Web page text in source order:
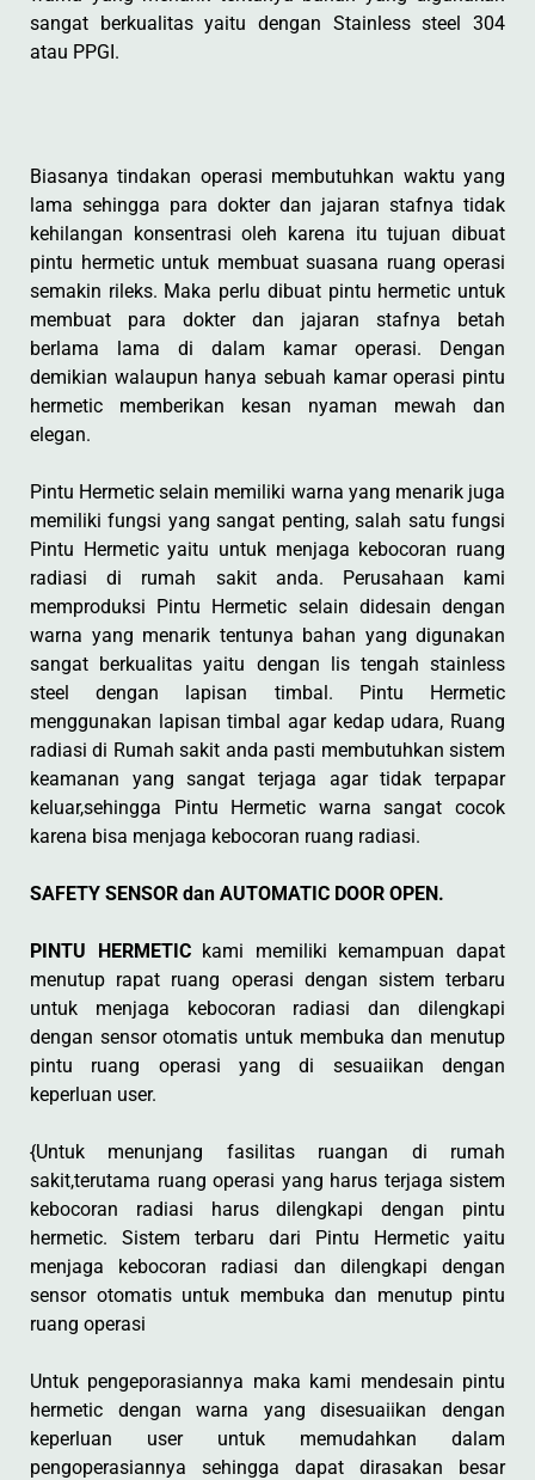
sangat berkualitas yaitu dengan Stainless steel 304
atau PPGI.
Biasanya tindakan operasi membutuhkan waktu yang
lama sehingga para dokter dan jajaran stafnya tidak
kehilangan konsentrasi oleh karena itu tujuan dibuat
pintu hermetic untuk membuat suasana ruang operasi
semakin rileks. Maka perlu dibuat pintu hermetic untuk
membuat para dokter dan jajaran stafnya betah
berlama lama di dalam kamar operasi. Dengan
demikian walaupun hanya sebuah kamar operasi pintu
hermetic memberikan kesan nyaman mewah dan
elegan.
Pintu Hermetic selain memiliki warna yang menarik juga
memiliki fungsi yang sangat penting, salah satu fungsi
Pintu Hermetic yaitu untuk menjaga kebocoran ruang
radiasi di rumah sakit anda. Perusahaan kami
memproduksi Pintu Hermetic selain didesain dengan
warna yang menarik tentunya bahan yang digunakan
sangat berkualitas yaitu dengan lis tengah stainless
steel dengan lapisan timbal. Pintu Hermetic
menggunakan lapisan timbal agar kedap udara, Ruang
radiasi di Rumah sakit anda pasti membutuhkan sistem
keamanan yang sangat terjaga agar tidak terpapar
keluar,sehingga Pintu Hermetic warna sangat cocok
karena bisa menjaga kebocoran ruang radiasi.
SAFETY SENSOR dan AUTOMATIC DOOR OPEN.
PINTU HERMETICkami memiliki kemampuan dapat
menutup rapat ruang operasi dengan sistem terbaru
untuk menjaga kebocoran radiasi dan dilengkapi
dengan sensor otomatis untuk membuka dan menutup
pintu ruang operasi yang di sesuaiikan dengan
keperluan user.
{Untuk menunjang fasilitas ruangan di rumah
sakit,terutama ruang operasi yang harus terjaga sistem
kebocoran radiasi harus dilengkapi dengan pintu
hermetic. Sistem terbaru dari Pintu Hermetic yaitu
menjaga kebocoran radiasi dan dilengkapi dengan
sensor otomatis untuk membuka dan menutup pintu
ruang operasi
Untuk pengeporasiannya maka kami mendesain pintu
hermetic dengan warna yang disesuaiikan dengan
keperluan user untuk memudahkan dalam
pengoperasiannya sehingga dapat dirasakan besar